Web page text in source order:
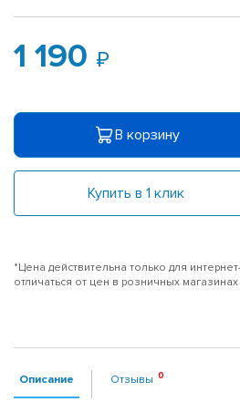
1 190
В корзину
Купить в 1 клик
*Цена действительна только для
отличаться от цен в розничных магазинах
Описание Отзывы